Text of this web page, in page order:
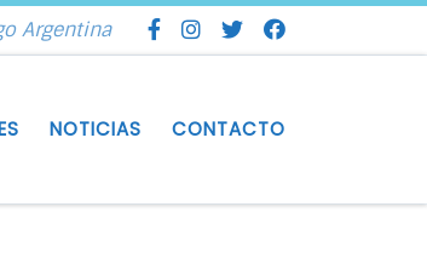
Argentina
NOTICIAS CONTACTO